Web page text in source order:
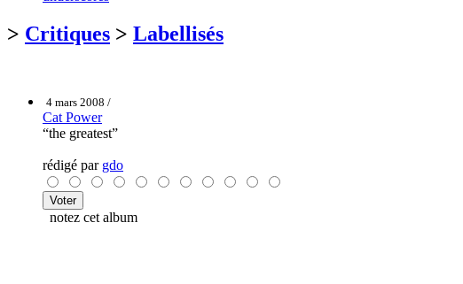
> Critiques > Labellisés
4 mars 2008 /
Cat Power
“the greatest”
rédigé par gdo
notez cet album